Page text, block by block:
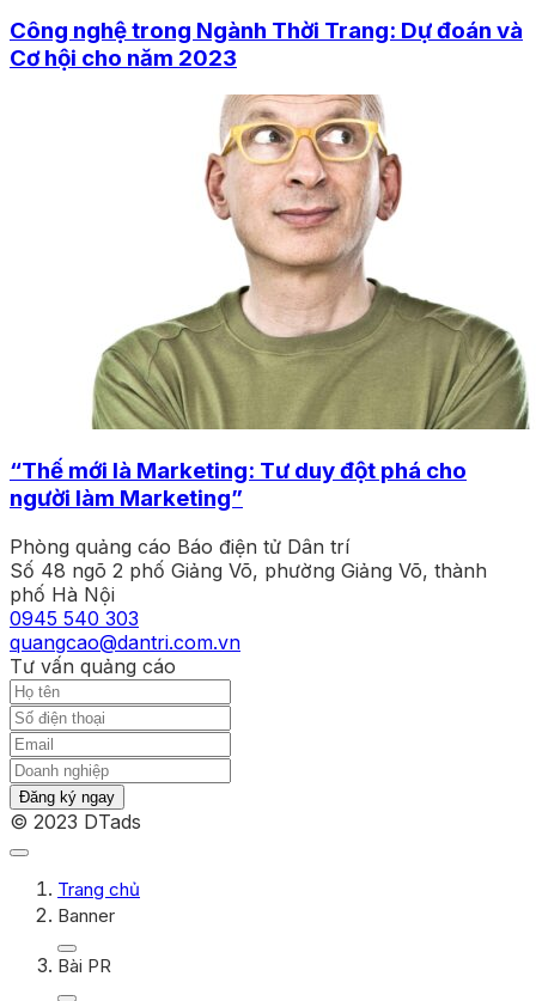
Công nghệ trong Ngành Thời Trang: Dự đoán và
Cơ hội cho năm 2023
“Thế mới là Marketing: Tư duy đột phá cho
người làm Marketing”
Phòng quảng cáo Báo điện tử Dân trí
Số 48 ngõ 2 phố Giảng Võ, phường Giảng Võ, thành
phố Hà Nội
0945 540 303
quangcao@dantri.com.vn
Tư vấn quảng cáo
Đăng ký ngay
© 2023 DTads
Trang chủ
Banner
Bài PR